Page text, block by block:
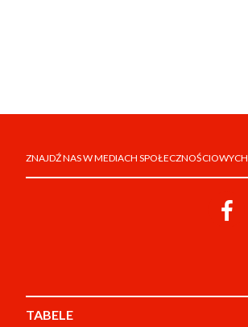
ZNAJDŹ NAS W MEDIACH SPOŁECZNOŚCIOWYCH
TABELE